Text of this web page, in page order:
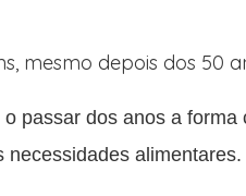
mesmo depois dos 50
passar dos anos a forma
alimentares.